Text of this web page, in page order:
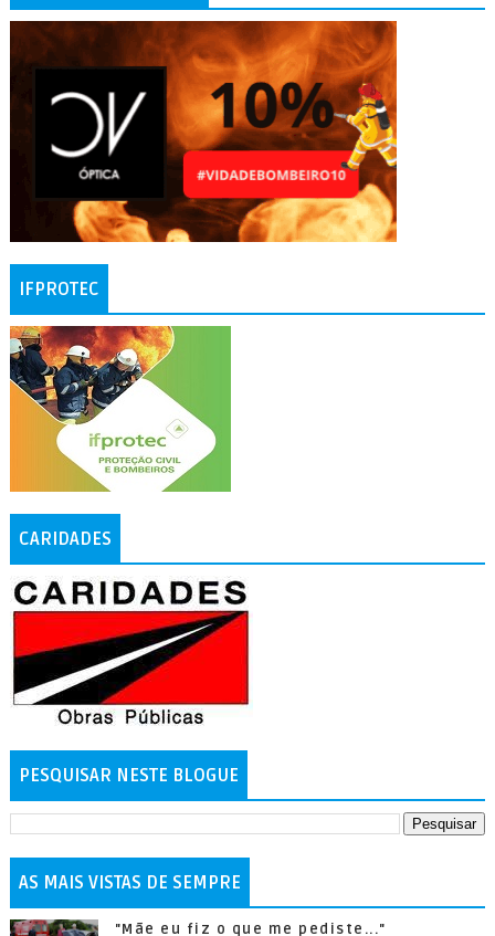
IFPROTEC
CARIDADES
PESQUISAR NESTE BLOGUE
AS MAIS VISTAS DE SEMPRE
"Mãe eu fiz o que me pediste..."